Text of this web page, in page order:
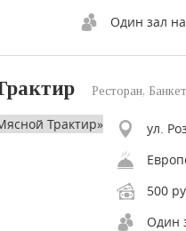
Один зал
Ресторан,
ул.
500
Один